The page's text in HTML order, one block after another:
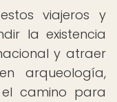
viajeros y
la existencia
y atraer
arqueología,
camino para